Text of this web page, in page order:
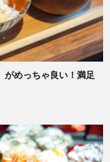
がめっちゃ良い！満足